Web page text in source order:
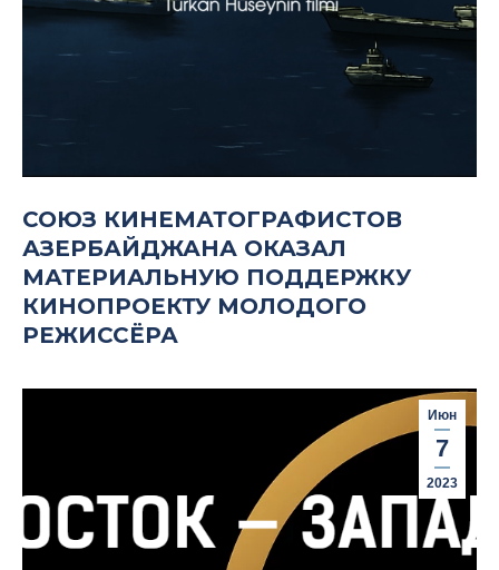
СОЮЗ КИНЕМАТОГРАФИСТОВ
АЗЕРБАЙДЖАНА ОКАЗАЛ
МАТЕРИАЛЬНУЮ ПОДДЕРЖКУ
КИНОПРОЕКТУ МОЛОДОГО
РЕЖИССЁРА
Июн
7
2023